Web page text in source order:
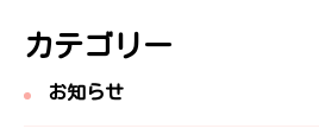
カテゴリー
お知らせ